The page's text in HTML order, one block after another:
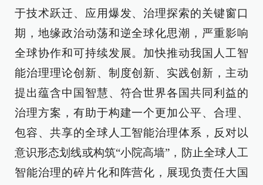
于技术跃迁、应用爆发、治理探索的关键窗口
期，地缘政治动荡和逆全球化思潮，严重影响
全球协作和可持续发展。加快推动我国人工智
能治理理论创新、制度创新、实践创新，主动
提出蕴含中国智慧、符合世界各国共同利益的
治理方案，有助于构建一个更加公平、合理、
包容、共享的全球人工智能治理体系，反对以
意识形态划线或构筑“小院高墙”，防止全球人工
智能治理的碎片化和阵营化，展现负责任大国